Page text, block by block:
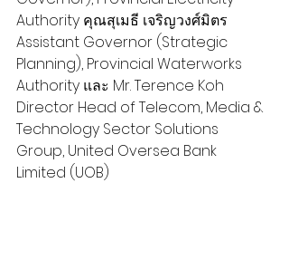
Authority คุณสุเมธี เจริญวงศ์มิตร
Assistant Governor (Strategic
Planning), Provincial Waterworks
Authority และ Mr. Terence Koh
Director Head of Telecom, Media &
Technology Sector Solutions
Group, United Oversea Bank
Limited (UOB)